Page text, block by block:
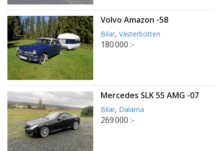
Volvo Amazon -58
Bilar,Västerbotten
180 000 :-
Mercedes SLK 55 AMG -07
Bilar, Dalarna
269 000 :-